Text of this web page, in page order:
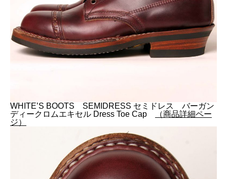
WHITE’S BOOTS SEMIDRESS セミドレス バーガン
ディークロムエキセル Dress Toe Cap
（商品詳細ペー
ジ）